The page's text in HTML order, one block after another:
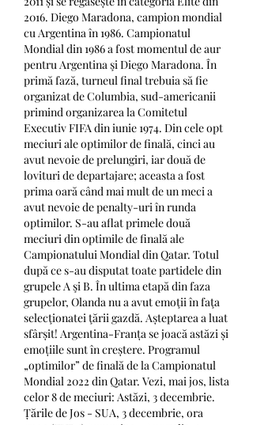
2016. Diego Maradona, campion mondial
cu Argentina în 1986. Campionatul
Mondial din 1986 a fost momentul de aur
pentru Argentina şi Diego Maradona. În
primă fază, turneul final trebuia să fie
organizat de Columbia, sud-americanii
primind organizarea la Comitetul
Executiv FIFA din iunie 1974. Din cele opt
meciuri ale optimilor de finală, cinci au
avut nevoie de prelungiri, iar două de
lovituri de departajare; aceasta a fost
prima oară când mai mult de un meci a
avut nevoie de penalty-uri în runda
optimilor. S-au aflat primele două
meciuri din optimile de finală ale
Campionatului Mondial din Qatar. Totul
după ce s-au disputat toate partidele din
grupele A şi B. În ultima etapă din faza
grupelor, Olanda nu a avut emoţii în faţa
selecţionatei ţării gazdă. Așteptarea a luat
sfârșit! Argentina-Franța se joacă astăzi și
emoțiile sunt în creștere. Programul
„optimilor” de finală de la Campionatul
Mondial 2022 din Qatar. Vezi, mai jos, lista
celor 8 de meciuri: Astăzi, 3 decembrie.
Țările de Jos - SUA, 3 decembrie, ora